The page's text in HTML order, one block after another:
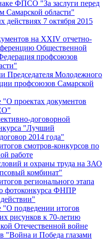
ФПСО "За заслуги перед
Самарской области"
действиях 7 октября 2015
на XXIV отчетно-
Общественной
профсоюзов
Председателя Молодежного
профсоюзов Самарской
"О проектах документов
договорной
"Лучший
2014 года"
смотров-конкурсов по
работе
и охраны труда на ЗАО
комбинат"
регионального этапа
фотоконкурса ФНПР
"О подведении итогов
рисунков к 70-летию
Отечественной войне
"Война и Победа глазами